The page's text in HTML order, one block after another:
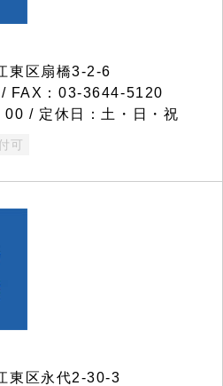
区扇橋3-2-6
FAX：03-3644-5120
/ 定休日：土・日・祝
可
区永代2-30-3